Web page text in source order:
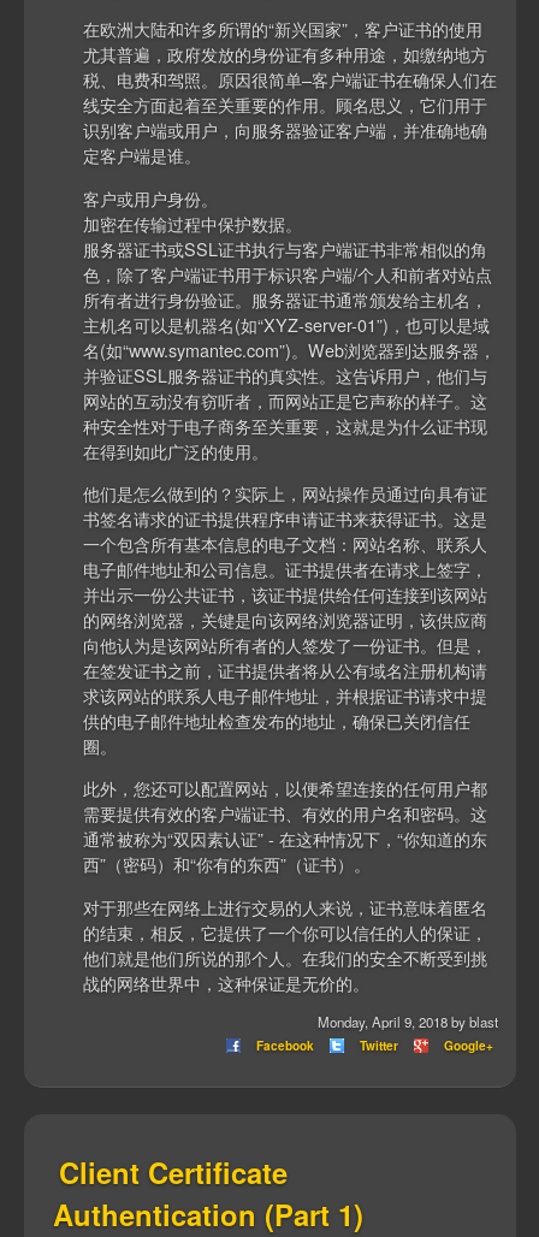
在欧洲大陆和许多所谓的“新兴国家”，客户证书的使用
尤其普遍，政府发放的身份证有多种用途，如缴纳地方
税、电费和驾照。原因很简单–客户端证书在确保人们在
线安全方面起着至关重要的作用。顾名思义，它们用于
识别客户端或用户，向服务器验证客户端，并准确地确
定客户端是谁。
客户或用户身份。
加密在传输过程中保护数据。
服务器证书或SSL证书执行与客户端证书非常相似的角
色，除了客户端证书用于标识客户端/个人和前者对站点
所有者进行身份验证。服务器证书通常颁发给主机名，
主机名可以是机器名(如“XYZ-server-01”)，也可以是域
名(如“www.symantec.com”)。Web浏览器到达服务器，
并验证SSL服务器证书的真实性。这告诉用户，他们与
网站的互动没有窃听者，而网站正是它声称的样子。这
种安全性对于电子商务至关重要，这就是为什么证书现
在得到如此广泛的使用。
他们是怎么做到的？实际上，网站操作员通过向具有证
书签名请求的证书提供程序申请证书来获得证书。这是
一个包含所有基本信息的电子文档：网站名称、联系人
电子邮件地址和公司信息。证书提供者在请求上签字，
并出示一份公共证书，该证书提供给任何连接到该网站
的网络浏览器，关键是向该网络浏览器证明，该供应商
向他认为是该网站所有者的人签发了一份证书。但是，
在签发证书之前，证书提供者将从公有域名注册机构请
求该网站的联系人电子邮件地址，并根据证书请求中提
供的电子邮件地址检查发布的地址，确保已关闭信任
圈。
此外，您还可以配置网站，以便希望连接的任何用户都
需要提供有效的客户端证书、有效的用户名和密码。这
通常被称为“双因素认证” - 在这种情况下，“你知道的东
西”（密码）和“你有的东西”（证书）。
对于那些在网络上进行交易的人来说，证书意味着匿名
的结束，相反，它提供了一个你可以信任的人的保证，
他们就是他们所说的那个人。在我们的安全不断受到挑
战的网络世界中，这种保证是无价的。
Monday, April 9, 2018 by blast
Facebook Twitter Google+
Client Certificate
Authentication (Part 1)